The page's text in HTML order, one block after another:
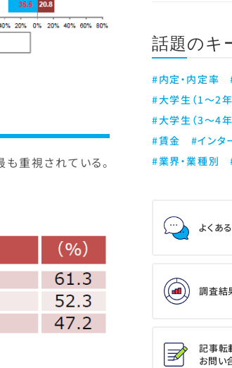
重視されている。
話題のキ
#内定・内定率
#大学生（1～2年
#大学生（3～4
#賃金
#インタ
#業界・業種別
よくあ
調査結
記事転
お問い